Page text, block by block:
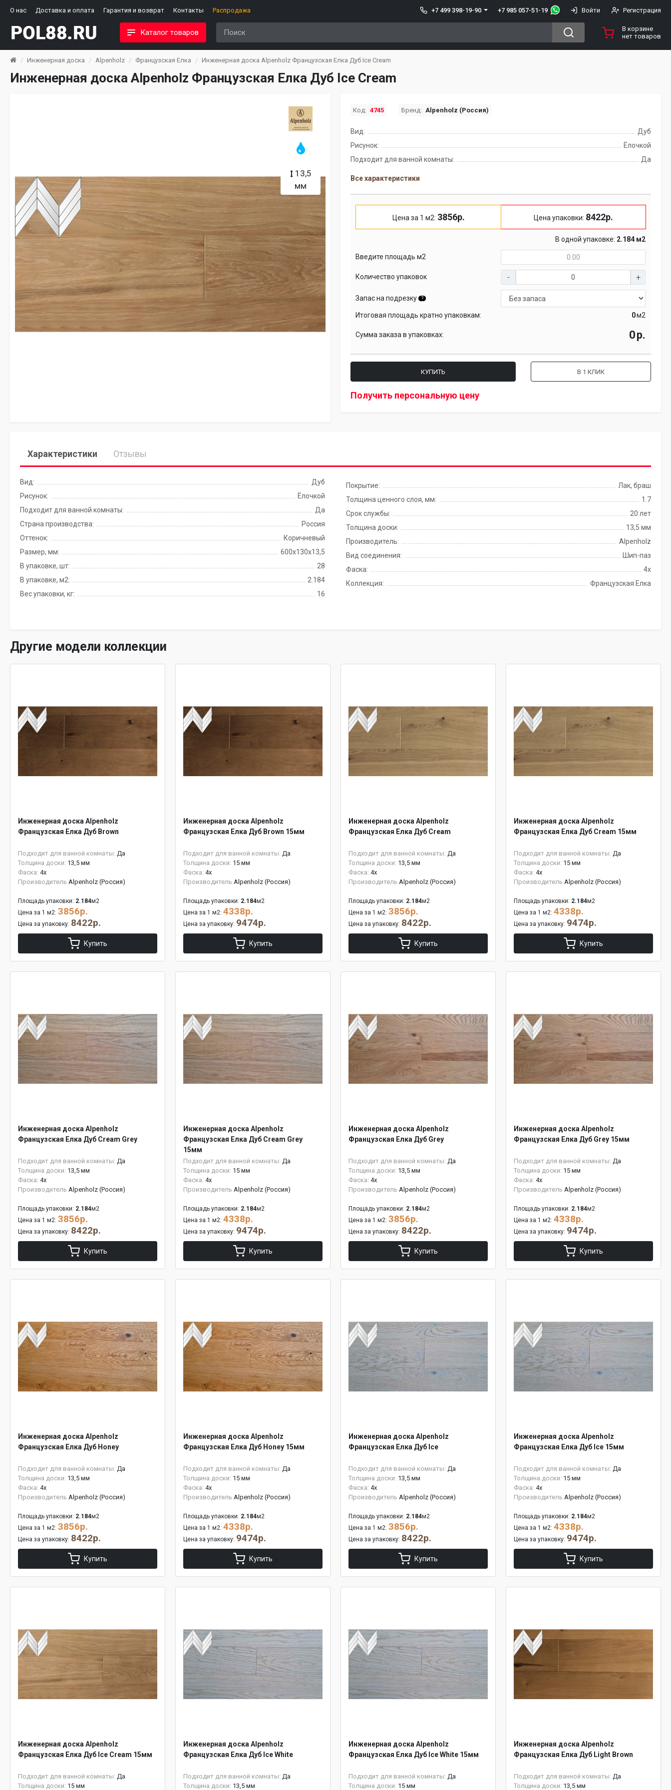
О нас Доставка и оплата Гарантия и возврат Контакты Распродажа +7 499 398-19-90 +7 985 057-51-19 Войти Регистрация
Каталог товаров
В корзине
нет товаров
Инженерная доска Alpenholz Французская Елка Инженерная доска Alpenholz Французская Елка Дуб Ice Cream
Инженерная доска Alpenholz Французская Елка Дуб Ice Cream
13,5
мм
Код: 4745 Бренд: Alpenholz (Россия)
Вид:
Дуб
Рисунок:
Ёлочкой
Подходит для ванной комнаты:
Да
Все характеристики
Цена за 1 м2: 3856р. Цена упаковки: 8422р.
В одной упаковке: 2.184 м2
Введите площадь м2
Количество упаковок
Запас на подрезку ?
Итоговая площадь кратно упаковкам: м2
Сумма заказа в упаковках: р.
КУПИТЬ В 1 КЛИК
Получить персональную цену
Характеристики Отзывы
Вид:
Дуб
Рисунок:
Ёлочкой
Подходит для ванной комнаты:
Да
Страна производства:
Россия
Оттенок:
Коричневый
Размер, мм:
600х130х13,5
В упаковке, шт:
28
В упаковке, м2:
2.184
Вес упаковки, кг:
16
Покрытие:
Лак, браш
Толщина ценного слоя, мм:
1.7
Срок службы:
20 лет
Толщина доски:
13,5 мм
Производитель:
Alpenholz
Вид соединения:
Шип-паз
Фаска:
4x
Коллекция:
Французская Елка
Другие модели коллекции
Инженерная доска Alpenholz
Французская Елка Дуб Brown
Подходит для ванной комнаты: Да
Толщина доски: 13,5 мм
Фаска: 4x
Производитель Alpenholz (Россия)
Площадь упаковки: 2.184м2
Цена за 1 м2: 3856р.
Цена за упаковку: 8422р.
Купить
Инженерная доска Alpenholz
Французская Елка Дуб Brown 15мм
Подходит для ванной комнаты: Да
Толщина доски: 15 мм
Фаска: 4x
Производитель Alpenholz (Россия)
Площадь упаковки: 2.184м2
Цена за 1 м2: 4338р.
Цена за упаковку: 9474р.
Купить
Инженерная доска Alpenholz
Французская Елка Дуб Cream
Подходит для ванной комнаты: Да
Толщина доски: 13,5 мм
Фаска: 4x
Производитель Alpenholz (Россия)
Площадь упаковки: 2.184м2
Цена за 1 м2: 3856р.
Цена за упаковку: 8422р.
Купить
Инженерная доска Alpenholz
Французская Елка Дуб Cream 15мм
Подходит для ванной комнаты: Да
Толщина доски: 15 мм
Фаска: 4x
Производитель Alpenholz (Россия)
Площадь упаковки: 2.184м2
Цена за 1 м2: 4338р.
Цена за упаковку: 9474р.
Купить
Инженерная доска Alpenholz
Французская Елка Дуб Cream Grey
Подходит для ванной комнаты: Да
Толщина доски: 13,5 мм
Фаска: 4x
Производитель Alpenholz (Россия)
Площадь упаковки: 2.184м2
Цена за 1 м2: 3856р.
Цена за упаковку: 8422р.
Купить
Инженерная доска Alpenholz
Французская Елка Дуб Cream Grey
15мм
Подходит для ванной комнаты: Да
Толщина доски: 15 мм
Фаска: 4x
Производитель Alpenholz (Россия)
Площадь упаковки: 2.184м2
Цена за 1 м2: 4338р.
Цена за упаковку: 9474р.
Купить
Инженерная доска Alpenholz
Французская Елка Дуб Grey
Подходит для ванной комнаты: Да
Толщина доски: 13,5 мм
Фаска: 4x
Производитель Alpenholz (Россия)
Площадь упаковки: 2.184м2
Цена за 1 м2: 3856р.
Цена за упаковку: 8422р.
Купить
Инженерная доска Alpenholz
Французская Елка Дуб Grey 15мм
Подходит для ванной комнаты: Да
Толщина доски: 15 мм
Фаска: 4x
Производитель Alpenholz (Россия)
Площадь упаковки: 2.184м2
Цена за 1 м2: 4338р.
Цена за упаковку: 9474р.
Купить
Инженерная доска Alpenholz
Французская Елка Дуб Honey
Подходит для ванной комнаты: Да
Толщина доски: 13,5 мм
Фаска: 4x
Производитель Alpenholz (Россия)
Площадь упаковки: 2.184м2
Цена за 1 м2: 3856р.
Цена за упаковку: 8422р.
Купить
Инженерная доска Alpenholz
Французская Елка Дуб Honey 15мм
Подходит для ванной комнаты: Да
Толщина доски: 15 мм
Фаска: 4x
Производитель Alpenholz (Россия)
Площадь упаковки: 2.184м2
Цена за 1 м2: 4338р.
Цена за упаковку: 9474р.
Купить
Инженерная доска Alpenholz
Французская Елка Дуб Ice
Подходит для ванной комнаты: Да
Толщина доски: 13,5 мм
Фаска: 4x
Производитель Alpenholz (Россия)
Площадь упаковки: 2.184м2
Цена за 1 м2: 3856р.
Цена за упаковку: 8422р.
Купить
Инженерная доска Alpenholz
Французская Елка Дуб Ice 15мм
Подходит для ванной комнаты: Да
Толщина доски: 15 мм
Фаска: 4x
Производитель Alpenholz (Россия)
Площадь упаковки: 2.184м2
Цена за 1 м2: 4338р.
Цена за упаковку: 9474р.
Купить
Инженерная доска Alpenholz
Французская Елка Дуб Ice Cream 15мм
Подходит для ванной комнаты: Да
Толщина доски: 15 мм
Инженерная доска Alpenholz
Французская Елка Дуб Ice White
Подходит для ванной комнаты: Да
Толщина доски: 13,5 мм
Инженерная доска Alpenholz
Французская Елка Дуб Ice White 15мм
Подходит для ванной комнаты: Да
Толщина доски: 15 мм
Инженерная доска Alpenholz
Французская Елка Дуб Light Brown
Подходит для ванной комнаты: Да
Толщина доски: 13,5 мм